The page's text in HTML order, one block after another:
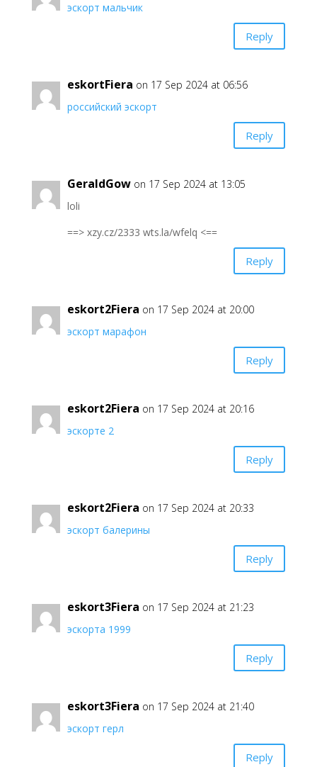
эскорт мальчик
Reply
eskortFiera on 17 Sep 2024 at 06:56
российский эскорт
Reply
GeraldGow on 17 Sep 2024 at 13:05
loli
==> xzy.cz/2333 wts.la/wfelq <==
Reply
eskort2Fiera on 17 Sep 2024 at 20:00
эскорт марафон
Reply
eskort2Fiera on 17 Sep 2024 at 20:16
эскорте 2
Reply
eskort2Fiera on 17 Sep 2024 at 20:33
эскорт балерины
Reply
eskort3Fiera on 17 Sep 2024 at 21:23
эскорта 1999
Reply
eskort3Fiera on 17 Sep 2024 at 21:40
эскорт герл
Reply